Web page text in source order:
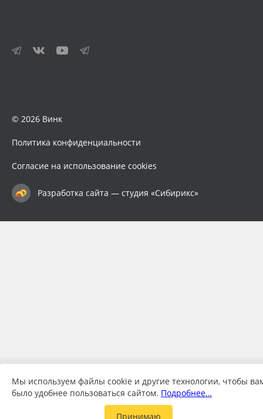
© 2026 Винк
Политика конфиденциальности
Согласие на использование cookies
Разработка сайта — студия «Сибирикс»
Мы используем файлы cookie и другие технологии, чтобы
было удобнее пользоваться сайтом. Подробнее…
Принимаю